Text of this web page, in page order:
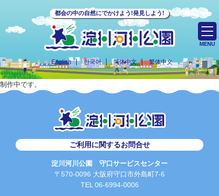
都会の中の自然にでかけよう!発見しよう!
English 한국어 简体中文 繁体中文
MENU
制作中です。
ご利用に関するお問合せ
淀川河川公園 守口サービスセンター
〒570-0096 大阪府守口市外島町7-6
TEL 06-6994-0006